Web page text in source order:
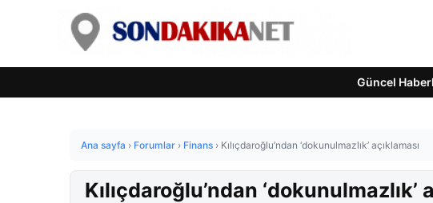
Güncel
Ana sayfa › Forumlar › Finans › Kılıçdaroğlu’ndan ‘dokunulmazlık’ açıklaması
Kılıçdaroğlu’ndan ‘dokunulmazlık’